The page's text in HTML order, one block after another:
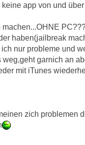
app von und
haben(jailbreak
nur probleme und
garnich an
mit iTunes
zich problemen